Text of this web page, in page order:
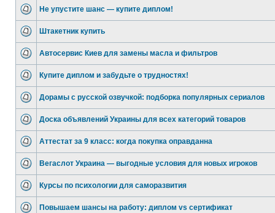
Не упустите шанс — купите диплом!
Штакетник купить
Автосервис Киев для замены масла и фильтров
Купите диплом и забудьте о трудностях!
Дорамы с русской озвучкой: подборка популярных сериалов
Доска объявлений Украины для всех категорий товаров
Аттестат за 9 класс: когда покупка оправданна
Вегаслот Украина — выгодные условия для новых игроков
Курсы по психологии для саморазвития
Повышаем шансы на работу: диплом vs сертификат